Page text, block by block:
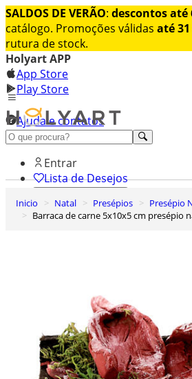
SALDOS DE VERÃO: descontos até
catálogo. Promoções válidas até
rutura de stock.
Holyart APP
App Store
Play Store
Ajuda e contatos
Conheça premium
Entrar
Lista de Desejos
Carrinho de Compras
Inicio Natal Presépios
Presépio
Barraca de carne 5x10x5 cm presépio